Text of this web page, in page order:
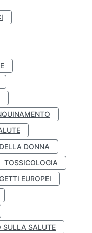
DONNA
TOSSICOLOGIA
EUROPEI
SULLA SALUTE